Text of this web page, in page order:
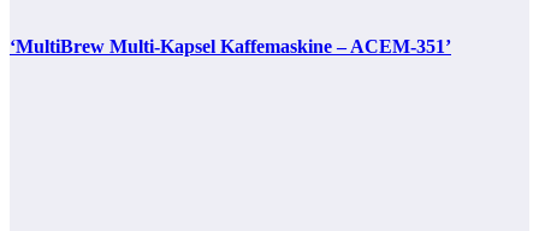
‘MultiBrew Multi-Kapsel Kaffemaskine – ACEM-351’